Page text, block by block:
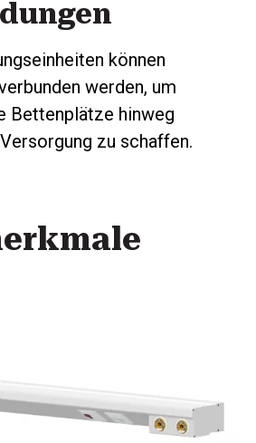
können
werden, um
Bettenplätze hinweg
zu schaffen.